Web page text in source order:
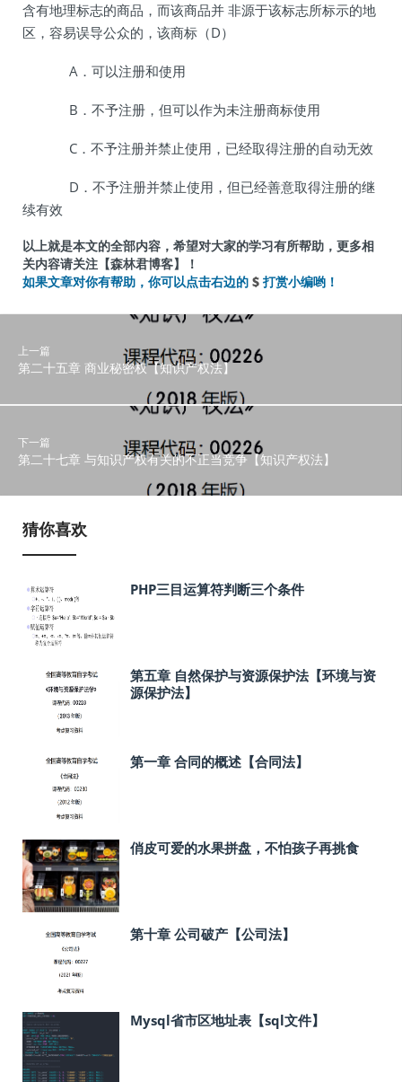
含有地理标志的商品，而该商品并 非源于该标志所标示的地
区，容易误导公众的，该商标（D）
A．可以注册和使用
B．不予注册，但可以作为未注册商标使用
C．不予注册并禁止使用，已经取得注册的自动无效
D．不予注册并禁止使用，但已经善意取得注册的继
续有效
以上就是本文的全部内容，希望对大家的学习有所帮助，更多相
关内容请关注【森林君博客】！
如果文章对你有帮助，你可以点击右边的 $ 打赏小编哟！
上一篇
第二十五章 商业秘密权【知识产权法】
下一篇
第二十七章 与知识产权有关的不正当竞争【知识产权法】
猜你喜欢
PHP三目运算符判断三个条件
第五章 自然保护与资源保护法【环境与资
源保护法】
第一章 合同的概述【合同法】
俏皮可爱的水果拼盘，不怕孩子再挑食
第十章 公司破产【公司法】
Mysql省市区地址表【sql文件】